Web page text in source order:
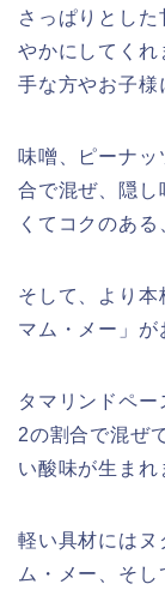
さっぱりとし
やかにしてくれ
手な方やお子様
味噌、ピーナ
合で混ぜ、隠し
くてコクのある
そして、より本
マム・メー」が
タマリンドペー
2の割合で混ぜ
い酸味が生まれ
軽い具材にはヌ
ム・メー、そ